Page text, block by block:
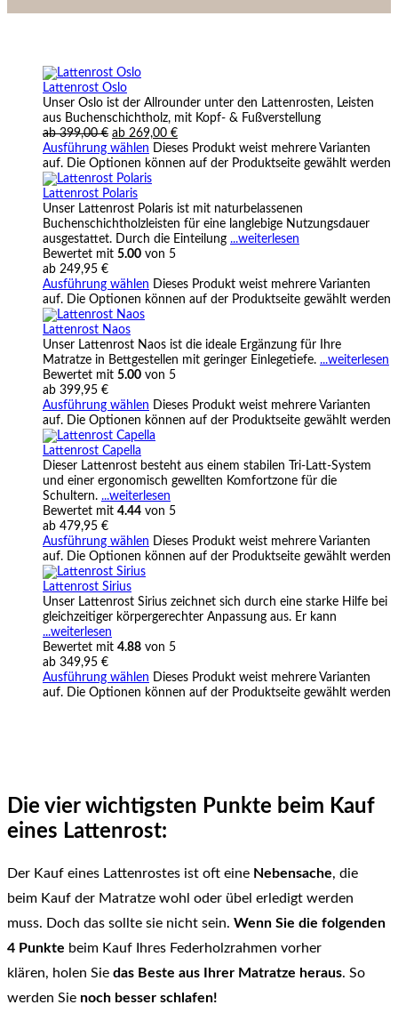
Lattenrost Oslo
Unser Oslo ist der Allrounder unter den Lattenrosten, Leisten
aus Buchenschichtholz, mit Kopf- & Fußverstellung
ab399,00€ ab 269,00 €
Ausführung wählen
Dieses Produkt weist mehrere Varianten
auf. Die Optionen können auf der Produktseite gewählt werden
Lattenrost Polaris
Unser Lattenrost Polaris ist mit naturbelassenen
Buchenschichtholzleisten für eine langlebige Nutzungsdauer
ausgestattet. Durch die Einteilung ...weiterlesen
Bewertet mit 5.00 von 5
ab 249,95 €
Ausführung wählen
Dieses Produkt weist mehrere Varianten
auf. Die Optionen können auf der Produktseite gewählt werden
Lattenrost Naos
Unser Lattenrost Naos ist die ideale Ergänzung für Ihre
Matratze in Bettgestellen mit geringer Einlegetiefe. ...weiterlesen
Bewertet mit 5.00 von 5
ab 399,95 €
Ausführung wählen
Dieses Produkt weist mehrere Varianten
auf. Die Optionen können auf der Produktseite gewählt werden
Lattenrost Capella
Dieser Lattenrost besteht aus einem stabilen Tri-Latt-System
und einer ergonomisch gewellten Komfortzone für die
Schultern. ...weiterlesen
Bewertet mit 4.44 von 5
ab 479,95 €
Ausführung wählen
Dieses Produkt weist mehrere Varianten
auf. Die Optionen können auf der Produktseite gewählt werden
Lattenrost Sirius
Unser Lattenrost Sirius zeichnet sich durch eine starke Hilfe bei
gleichzeitiger körpergerechter Anpassung aus. Er kann
...weiterlesen
Bewertet mit 4.88 von 5
ab 349,95 €
Ausführung wählen
Dieses Produkt weist mehrere Varianten
auf. Die Optionen können auf der Produktseite gewählt werden
Die vier wichtigsten Punkte beim Kauf
eines Lattenrost:
Der Kauf eines Lattenrostes ist oft eine Nebensache, die
beim Kauf der Matratze wohl oder übel erledigt werden
muss. Doch das sollte sie nicht sein. Wenn Sie die folgenden
4 Punkte beim Kauf Ihres Federholzrahmen vorher
klären, holen Sie das Beste aus Ihrer Matratze heraus. So
werden Sie noch besser schlafen!